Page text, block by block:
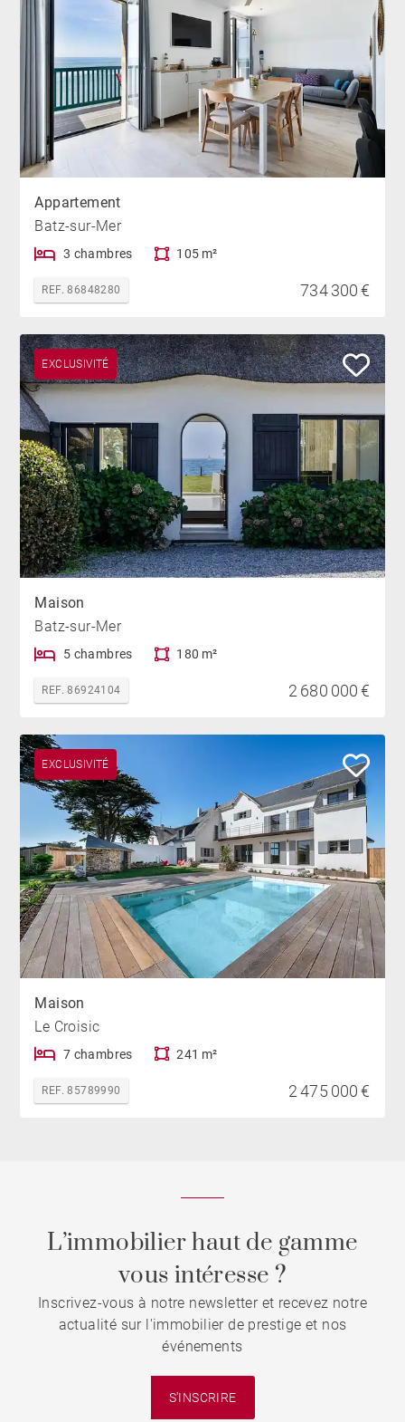
Appartement
Batz-sur-Mer
3 chambres 105 m²
REF. 86848280 734 300 €
EXCLUSIVITÉ
Maison
Batz-sur-Mer
5 chambres 180 m²
REF. 86924104 2 680 000 €
EXCLUSIVITÉ
Maison
Le Croisic
7 chambres 241 m²
REF. 85789990 2 475 000 €
L’immobilier haut de gamme
vous intéresse ?
Inscrivez-vous à notre newsletter et recevez notre
actualité sur l'immobilier de prestige et nos
événements
S'INSCRIRE